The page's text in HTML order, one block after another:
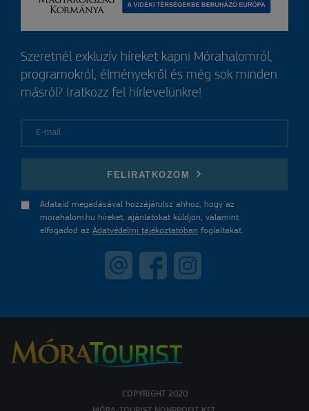
Szeretnél exkluzív híreket kapni Mórahalomról,
programokról, élményekről és még sok minden
másról? Iratkozz fel hírlevelünkre!
FELIRATKOZOM
Adataid megadásával hozzájárulsz ahhoz, hogy az
morahalom.hu híreket, ajánlatokat küldjön, valamint
elfogadod az Adatvédelmi tájékoztatóban foglaltakat.
COPYRIGHT 2020